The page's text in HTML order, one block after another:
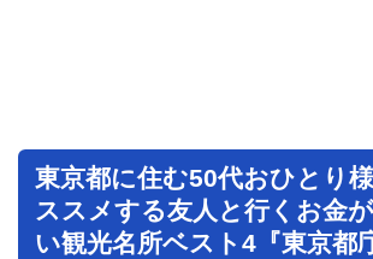
東京都に住む50代おひとり
ススメする友人と行くお金
い観光名所ベスト4『東京都